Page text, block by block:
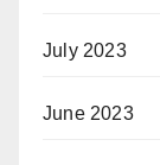
July 2023
June 2023